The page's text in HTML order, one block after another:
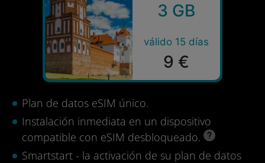
3 GB
válido 15 días
9 €
Plan de datos eSIM único.
Instalación inmediata en un dispositivo
compatible con eSIM desbloqueado.
Smartstart - la activación de su plan de datos